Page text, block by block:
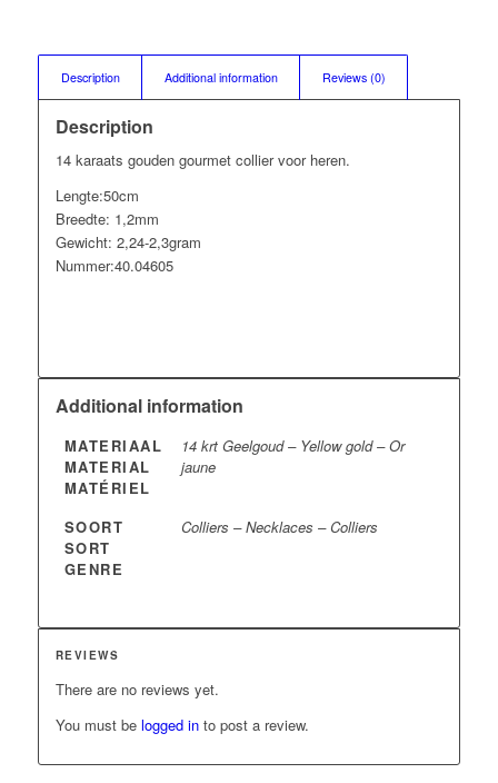
Description Additional information Reviews (0)
Description
14 karaats gouden gourmet collier voor heren.
Lengte:50cm
Breedte: 1,2mm
Gewicht: 2,24-2,3gram
Nummer:40.04605
Additional information
MATERIAAL
MATERIAL
MATÉRIEL
14 krt Geelgoud – Yellow gold – Or
jaune
SOORT
SORT
GENRE
Colliers – Necklaces – Colliers
REVIEWS
There are no reviews yet.
You must be logged into post a review.